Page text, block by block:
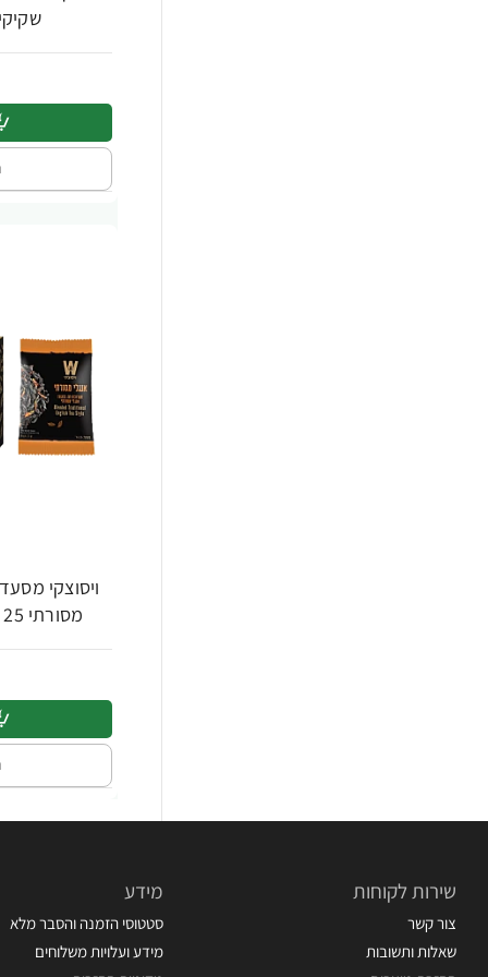
ויסוצקי
מסורתי 25 שקיקים - הסדרה השחורה
שירות לקוחות
צור קשר
שאלות ותשובות
מידע
סטטוסי הזמנה והסבר מלא
מידע ועלויות משלוחים